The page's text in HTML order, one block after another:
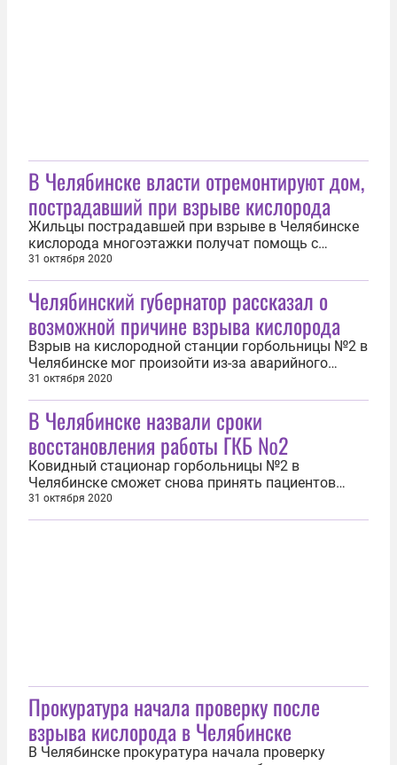
В Челябинске власти отремонтируют дом,
пострадавший при взрыве кислорода
Жильцы пострадавшей при взрыве в Челябинске
кислорода многоэтажки получат помощь с
ремонтом. Об этом на брифинге сообщил
губернатор региона Алексей Текслер. Он отметил,
что в понедельник, 2 ноября, часть граждан
смогут вернуться в квартиры, если там нет
повреждений. Если же такие будут выявлены, то...
31 октября 2020
Челябинский губернатор рассказал о
возможной причине взрыва кислорода
Взрыв на кислородной станции горбольницы №2 в
Челябинске мог произойти из-за аварийного
состояния электрооборудования. Об этом заявил
журналистам южноуральский губернатор Алексей
Текслер. Он отметил, что, по предварительной
версии, возникло короткое замыкание. Но точная
причина станет известна...
31 октября 2020
В Челябинске назвали сроки
восстановления работы ГКБ №2
Ковидный стационар горбольницы №2 в
Челябинске сможет снова принять пациентов
примерно через три недели. Об этом заявил на
брифинге губернатор Челябинской области
31 октября 2020
Прокуратура начала проверку после
взрыва кислорода в Челябинске
В Челябинске прокуратура начала проверку